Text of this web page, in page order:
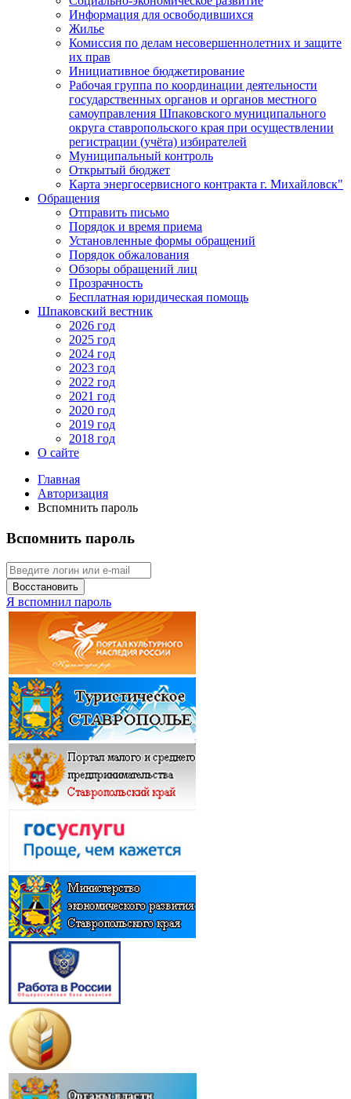
Информация для освободившихся
Жилье
Комиссия по делам несовершеннолетних и защите
их прав
Инициативное бюджетирование
Рабочая группа по координации деятельности
государственных органов и органов местного
самоуправления Шпаковского муниципального
округа ставропольского края при осуществлении
регистрации (учёта) избирателей
Муниципальный контроль
Открытый бюджет
Карта энергосервисного контракта г. Михайловск"
Обращения
Отправить письмо
Порядок и время приема
Установленные формы обращений
Порядок обжалования
Обзоры обращений лиц
Прозрачность
Бесплатная юридическая помощь
Шпаковский вестник
2026 год
2025 год
2024 год
2023 год
2022 год
2021 год
2020 год
2019 год
2018 год
О сайте
Главная
Авторизация
Вспомнить пароль
Вспомнить пароль
Восстановить
Я вспомнил пароль